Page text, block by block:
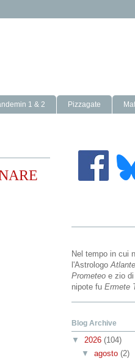
1 & 2 Pizzagate
Nel tempo in cui
l'Astrologo Atlante
Prometeo e zio di
nipote fu Ermete
Blog Archive
▼ 2026 (104)
▼ agosto (2)